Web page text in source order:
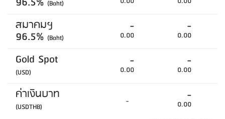
(Baht)
สมาคมฯ
96.5% (Baht)
-
0.00
-
0.00
Gold Spot
(USD)
-
0.00
-
0.00
ค่าเงินบาท
(USDTHB) - -
0.00